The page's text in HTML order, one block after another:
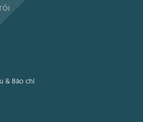
& Báo chí